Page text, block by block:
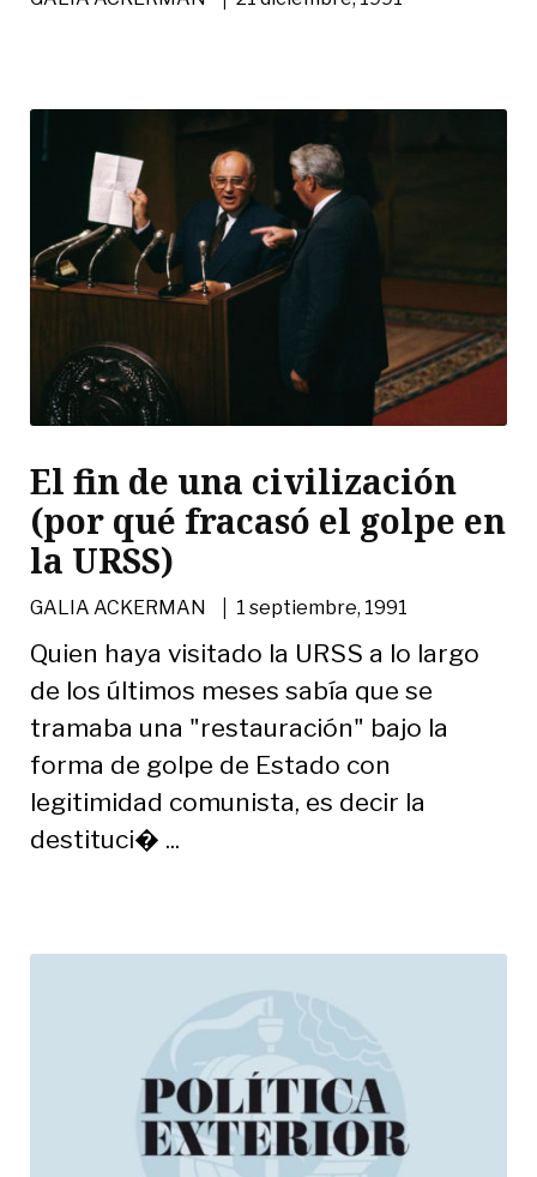
El fin de una civilización
(por qué fracasó el golpe en
la URSS)
GALIA ACKERMAN | 1 septiembre, 1991
Quien haya visitado la URSS a lo largo
de los últimos meses sabía que se
tramaba una "restauración" bajo la
forma de golpe de Estado con
legitimidad comunista, es decir la
destituci� ...